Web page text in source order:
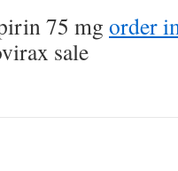
75 mg order
sale